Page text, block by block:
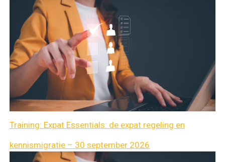
Training: Expat Essentials: de expat regeling en
kennismigratie – 30 september 2026